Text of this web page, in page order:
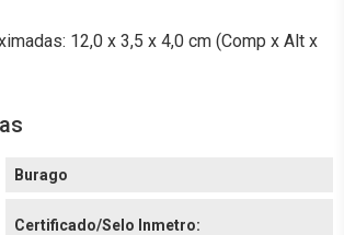
12,0 x 3,5 x 4,0 cm (Comp x Alt x
Burago
Certificado/Selo Inmetro: